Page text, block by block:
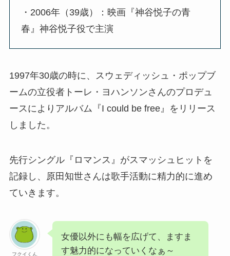
・2006年（39歳）：映画『神谷悦子の青
春』神谷悦子役で主演
1997年30歳の時に、スウェディッシュ・ポップブ
ームの立役者トーレ・ヨハンソンさんのプロデュ
ースによりアルバム『I could be free』をリリース
しました。
先行シングル『ロマンス』がスマッシュヒットを
記録し、原田知世さんは歌手活動に精力的に進め
ていきます。
フクイくん
女優以外にも幅を広げて、ますま
す魅力的になっていくなぁ～